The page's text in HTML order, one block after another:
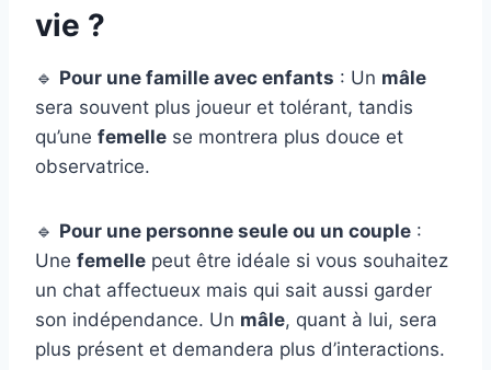
vie ?
🔹 Pour une famille avec enfants : Un mâle
sera souvent plus joueur et tolérant, tandis
qu’une femelle se montrera plus douce et
observatrice.
🔹 Pour une personne seule ou un couple :
Une femelle peut être idéale si vous souhaitez
un chat affectueux mais qui sait aussi garder
son indépendance. Un mâle, quant à lui, sera
plus présent et demandera plus d’interactions.